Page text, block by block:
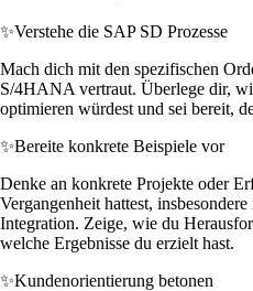
✨Verstehe die SAP SD Prozesse
Mach dich mit den spezifischen
S/4HANA vertraut. Überlege dir,
optimieren würdest und sei bereit,
✨Bereite konkrete Beispiele vor
Denke an konkrete Projekte oder
Vergangenheit hattest,
Integration. Zeige, wie du
welche Ergebnisse du erzielt hast.
✨Kundenorientierung betonen